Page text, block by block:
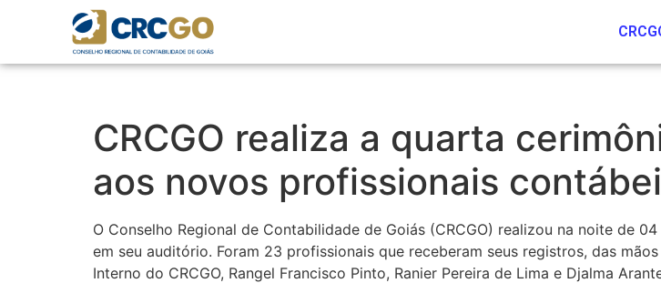
CRCGO realiza a quarta
aos novos profissionais
O Conselho Regional de Contabilidade de Goiás (CRCGO) realizou na noite de
em seu auditório. Foram 23 profissionais que receberam seus registros, das
Interno do CRCGO, Rangel Francisco Pinto, Ranier Pereira de Lima e Djalma